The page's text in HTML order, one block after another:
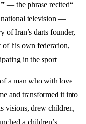
“Loose lips sink green heads to the wind”
— the phrase recited
national television —
of Iran’s darts founder,
his own federation,
in the sport.
a man who with love
and transformed it into
visions, drew children,
a children’s